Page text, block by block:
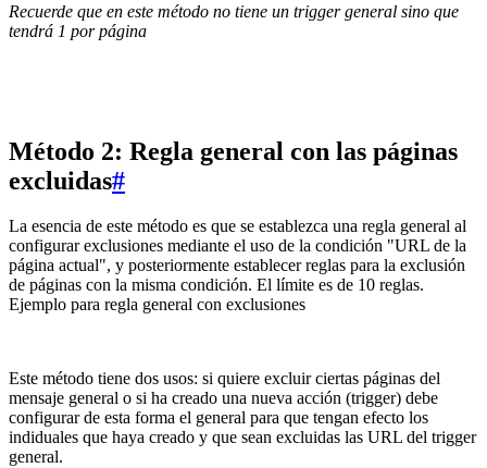
Recuerde que en este método no tiene un trigger general sino que
tendrá 1 por página
Método 2: Regla general con las páginas
excluidas#
La esencia de este método es que se establezca una regla general al
configurar exclusiones mediante el uso de la condición "URL de la
página actual", y posteriormente establecer reglas para la exclusión
de páginas con la misma condición. El límite es de 10 reglas.
Ejemplo para regla general con exclusiones
Este método tiene dos usos: si quiere excluir ciertas páginas del
mensaje general o si ha creado una nueva acción (trigger) debe
configurar de esta forma el general para que tengan efecto los
indiduales que haya creado y que sean excluidas las URL del trigger
general.